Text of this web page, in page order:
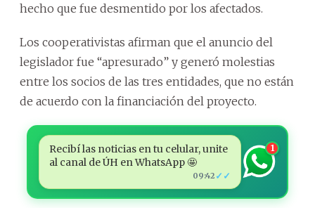
hecho que fue desmentido por los afectados.
Los cooperativistas afirman que el anuncio del
legislador fue “apresurado” y generó molestias
entre los socios de las tres entidades, que no están
de acuerdo con la financiación del proyecto.
Recibí las noticias en tu celular, unite
al canal de ÚH en WhatsApp 🤩
09:42 ✓✓
1